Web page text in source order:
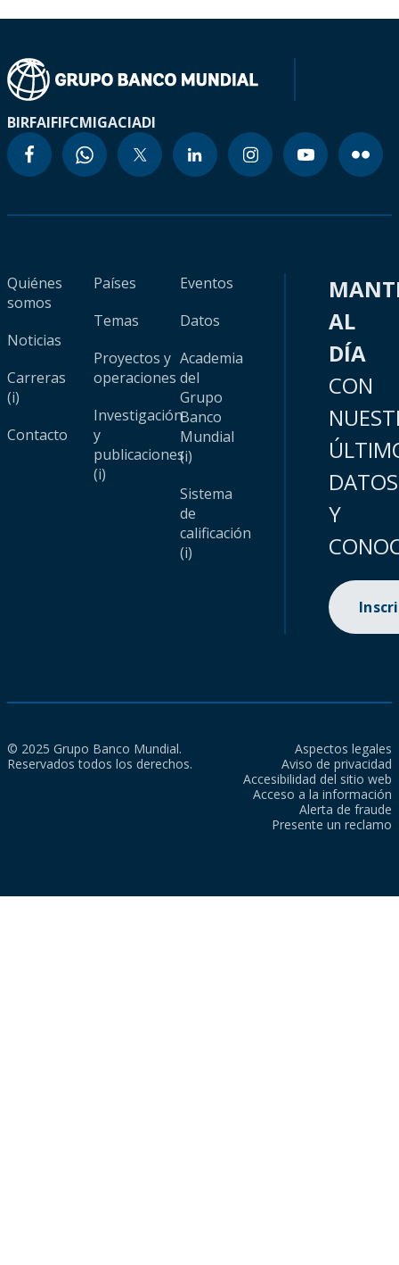
BIRFAIFIFCMIGACIADI
Quiénes
somos
Noticias
Carreras
(i)
Contacto
Países
Temas
Proyectos y
operaciones
Investigación
y
publicaciones
(i)
Eventos
Datos
Academia
del
Grupo
Banco
Mundial
(i)
Sistema
de
calificación
(i)
AL
DÍA
CON
DATOS
Y
© 2025 Grupo Banco Mundial.
Reservados todos los derechos.
Aspectos legales
Aviso de privacidad
Accesibilidad del sitio web
Acceso a la información
Alerta de fraude
Presente un reclamo